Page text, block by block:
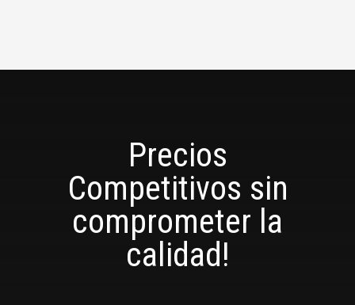
Precios
Competitivos sin
comprometer la
calidad!